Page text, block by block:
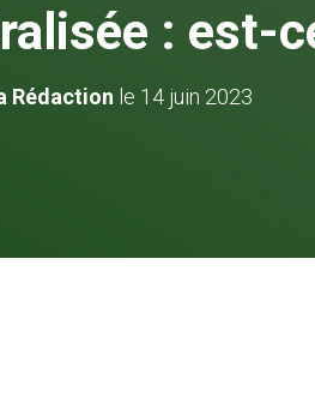
: est-
Rédaction le 14 juin 2023